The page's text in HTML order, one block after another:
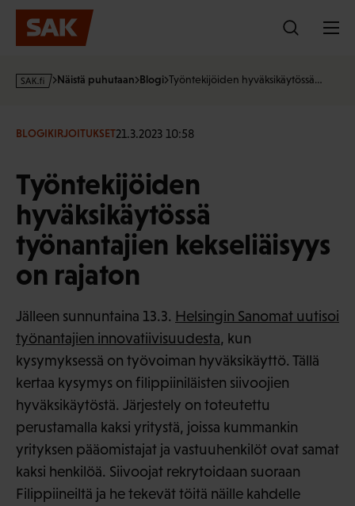
Hyppää
sisältöön
s
·
Näistä puhutaan Blogi Työntekijöiden hyväksikäytössä…
BLOGIKIRJOITUKSET21.3.2023 10:58
Työntekijöiden
hyväksikäytössä
työnantajien kekseliäisyys
on rajaton
Jälleen sunnuntaina 13.3. Helsingin Sanomat uutisoi
työnantajien innovatiivisuudesta, kun
kysymyksessä on työvoiman hyväksikäyttö. Tällä
kertaa kysymys on filippiiniläisten siivoojien
hyväksikäytöstä. Järjestely on toteutettu
perustamalla kaksi yritystä, joissa kummankin
yrityksen pääomistajat ja vastuuhenkilöt ovat samat
kaksi henkilöä. Siivoojat rekrytoidaan suoraan
Filippiineiltä ja he tekevät töitä näille kahdelle